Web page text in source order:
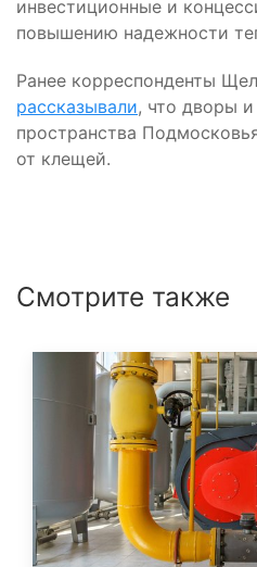
инвестиционные и
повышению надежности
Ранее корреспонденты
рассказывали, что дворы
пространства
от клещей.
Смотрите также